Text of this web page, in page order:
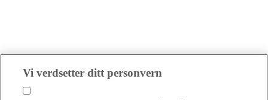
Vi verdsetter ditt personvern